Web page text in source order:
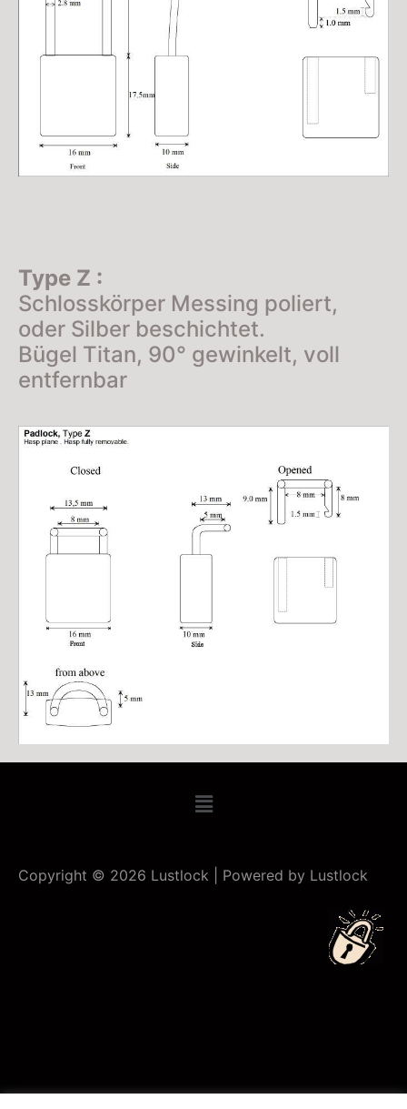
Type Z :
Schlosskörper Messing poliert,
oder Silber beschichtet.
Bügel Titan, 90° gewinkelt, voll
entfernbar
Copyright © 2026 Lustlock | Powered by Lustlock